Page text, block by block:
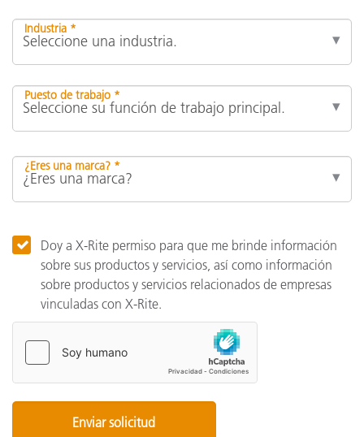
Industria *
Puesto de trabajo *
¿Eres una marca? *
Doy a X-Rite permiso para que me brinde información
sobre sus productos y servicios, así como información
sobre productos y servicios relacionados de empresas
vinculadas con X-Rite.